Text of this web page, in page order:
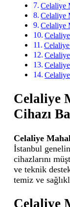
Celaliye
Celaliye
Celaliye
Celaliye
Cihazı
Celaliye
İstanbul
cihazlarını
ve teknik
temiz ve
Celaliye